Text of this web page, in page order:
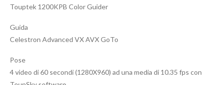
Touptek 1200KPB Color Guider
Guida
Celestron Advanced VX AVX GoTo
Pose
4 video di 60 secondi (1280X960) ad una media di 10.35 fps con